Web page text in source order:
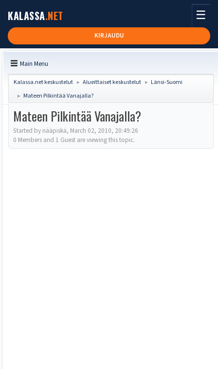
KALASSA.NET
KIRJAUDU
☰
Main Menu
Kalassa.net keskustelut ► Alueittaiset keskustelut ► Länsi-Suomi
► Mateen Pilkintää Vanajalla?
Mateen Pilkintää Vanajalla?
Started by nääpiskä, March 02, 2010, 20:49:26
0 Members and 1 Guest are viewing this topic.